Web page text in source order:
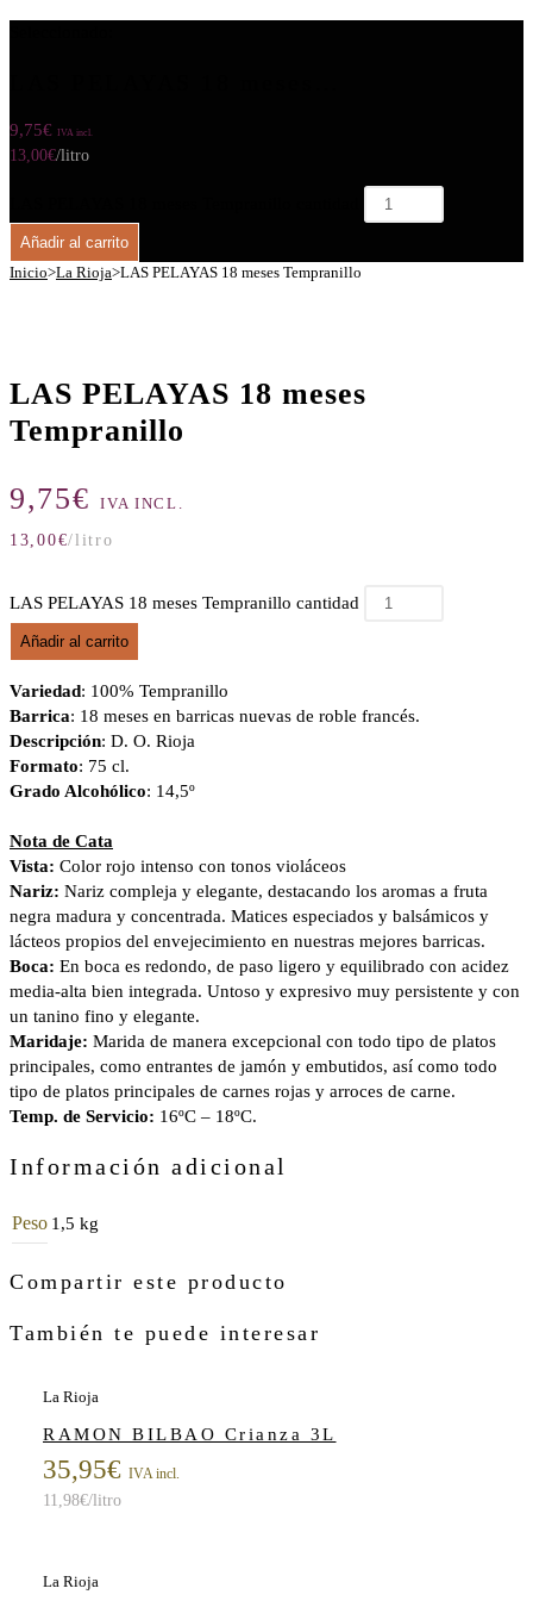
9,75€ IVA incl.
13,00€/litro
Añadir al carrito
Inicio>La Rioja>LAS PELAYAS 18 meses Tempranillo
LAS PELAYAS 18 meses
Tempranillo
9,75€ IVA INCL.
13,00€/litro
LAS PELAYAS 18 meses Tempranillo cantidad
Añadir al carrito
Variedad: 100% Tempranillo
Barrica: 18 meses en barricas nuevas de roble francés.
Descripción: D. O. Rioja
Formato: 75 cl.
Grado Alcohólico: 14,5º
Nota de Cata
Vista: Color rojo intenso con tonos violáceos
Nariz: Nariz compleja y elegante, destacando los aromas a fruta
negra madura y concentrada. Matices especiados y balsámicos y
lácteos propios del envejecimiento en nuestras mejores barricas.
Boca: En boca es redondo, de paso ligero y equilibrado con acidez
media-alta bien integrada. Untoso y expresivo muy persistente y con
un tanino fino y elegante.
Maridaje: Marida de manera excepcional con todo tipo de platos
principales, como entrantes de jamón y embutidos, así como todo
tipo de platos principales de carnes rojas y arroces de carne.
Temp. de Servicio: 16ºC – 18ºC.
Información adicional
Peso 1,5 kg
Compartir este producto
También te puede interesar
La Rioja
RAMON BILBAO Crianza 3L
35,95€ IVA incl.
11,98€/litro
La Rioja